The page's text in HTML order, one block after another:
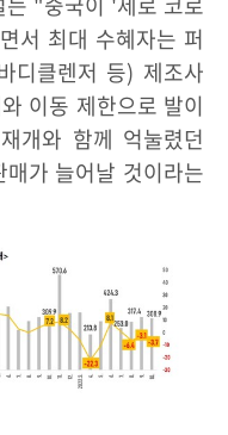
서 최대 수혜자는 퍼
디클렌저 등) 제조사
이동 제한으로 발이
개와 함께 억눌렸던
가 늘어날 것이라는